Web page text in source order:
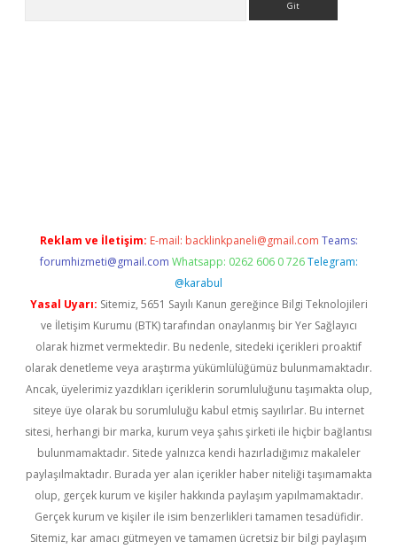
Reklam ve İletişim: E-mail: backlinkpaneli@gmail.com Teams:
forumhizmeti@gmail.com Whatsapp: 0262 606 0 726 Telegram:
@karabul
Yasal Uyarı: Sitemiz, 5651 Sayılı Kanun gereğince Bilgi Teknolojileri
ve İletişim Kurumu (BTK) tarafından onaylanmış bir Yer Sağlayıcı
olarak hizmet vermektedir. Bu nedenle, sitedeki içerikleri proaktif
olarak denetleme veya araştırma yükümlülüğümüz bulunmamaktadır.
Ancak, üyelerimiz yazdıkları içeriklerin sorumluluğunu taşımakta olup,
siteye üye olarak bu sorumluluğu kabul etmiş sayılırlar. Bu internet
sitesi, herhangi bir marka, kurum veya şahıs şirketi ile hiçbir bağlantısı
bulunmamaktadır. Sitede yalnızca kendi hazırladığımız makaleler
paylaşılmaktadır. Burada yer alan içerikler haber niteliği taşımamakta
olup, gerçek kurum ve kişiler hakkında paylaşım yapılmamaktadır.
Gerçek kurum ve kişiler ile isim benzerlikleri tamamen tesadüfidir.
Sitemiz, kar amacı gütmeyen ve tamamen ücretsiz bir bilgi paylaşım